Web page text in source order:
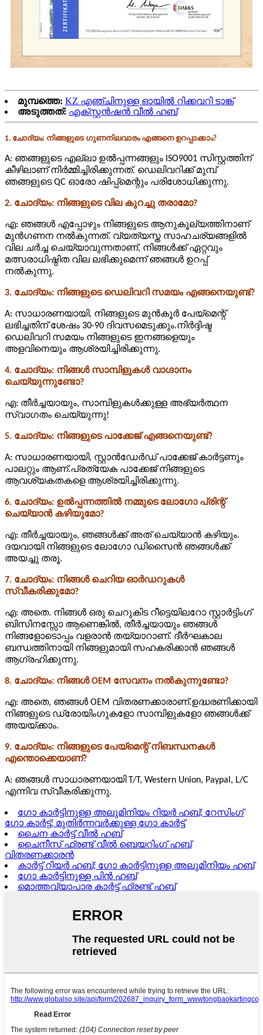
മുമ്പത്തെ: KZ എഞ്ചിനുള്ള ഓയിൽ റിക്കവറി ടാങ്ക്
അടുത്തത്: എക്സ്റ്റൻഷൻ വീൽ ഹബ്
1. ചോദ്യം: നിങ്ങളുടെ ഗുണനിലവാരം എങ്ങനെ ഉറപ്പാക്കാം?
A: ഞങ്ങളുടെ എല്ലാ ഉൽപ്പന്നങ്ങളും ISO9001 സിസ്റ്റത്തിന്
കീഴിലാണ് നിർമ്മിച്ചിരിക്കുന്നത്. ഡെലിവറിക്ക് മുമ്പ്
ഞങ്ങളുടെ QC ഓരോ ഷിപ്പ്‌മെന്റും പരിശോധിക്കുന്നു.
2. ചോദ്യം: നിങ്ങളുടെ വില കുറച്ചു തരാമോ?
എ: ഞങ്ങൾ എപ്പോഴും നിങ്ങളുടെ ആനുകൂല്യത്തിനാണ്
മുൻ‌ഗണന നൽകുന്നത്. വ്യത്യസ്ത സാഹചര്യങ്ങളിൽ
വില ചർച്ച ചെയ്യാവുന്നതാണ്, നിങ്ങൾക്ക് ഏറ്റവും
മത്സരാധിഷ്ഠിത വില ലഭിക്കുമെന്ന് ഞങ്ങൾ ഉറപ്പ്
നൽകുന്നു.
3. ചോദ്യം: നിങ്ങളുടെ ഡെലിവറി സമയം എങ്ങനെയുണ്ട്?
A: സാധാരണയായി, നിങ്ങളുടെ മുൻകൂർ പേയ്‌മെന്റ്
ലഭിച്ചതിന് ശേഷം 30-90 ദിവസമെടുക്കും.നിർദ്ദിഷ്ട
ഡെലിവറി സമയം നിങ്ങളുടെ ഇനങ്ങളെയും
അളവിനെയും ആശ്രയിച്ചിരിക്കുന്നു.
4. ചോദ്യം: നിങ്ങൾ സാമ്പിളുകൾ വാഗ്ദാനം
ചെയ്യുന്നുണ്ടോ?
എ: തീർച്ചയായും, സാമ്പിളുകൾക്കുള്ള അഭ്യർത്ഥന
സ്വാഗതം ചെയ്യുന്നു!
5. ചോദ്യം: നിങ്ങളുടെ പാക്കേജ് എങ്ങനെയുണ്ട്?
A: സാധാരണയായി, സ്റ്റാൻഡേർഡ് പാക്കേജ് കാർട്ടണും
പാലറ്റും ആണ്.പ്രത്യേക പാക്കേജ് നിങ്ങളുടെ
ആവശ്യകതകളെ ആശ്രയിച്ചിരിക്കുന്നു.
6. ചോദ്യം: ഉൽപ്പന്നത്തിൽ നമ്മുടെ ലോഗോ പ്രിന്റ്
ചെയ്യാൻ കഴിയുമോ?
എ: തീർച്ചയായും, ഞങ്ങൾക്ക് അത് ചെയ്യാൻ കഴിയും.
ദയവായി നിങ്ങളുടെ ലോഗോ ഡിസൈൻ ഞങ്ങൾക്ക്
അയച്ചു തരൂ.
7. ചോദ്യം: നിങ്ങൾ ചെറിയ ഓർഡറുകൾ
സ്വീകരിക്കുമോ?
എ: അതെ. നിങ്ങൾ ഒരു ചെറുകിട റീട്ടെയിലറോ സ്റ്റാർട്ടിംഗ്
ബിസിനസ്സോ ആണെങ്കിൽ, തീർച്ചയായും ഞങ്ങൾ
നിങ്ങളോടൊപ്പം വളരാൻ തയ്യാറാണ്. ദീർഘകാല
ബന്ധത്തിനായി നിങ്ങളുമായി സഹകരിക്കാൻ ഞങ്ങൾ
ആഗ്രഹിക്കുന്നു.
8. ചോദ്യം: നിങ്ങൾ OEM സേവനം നൽകുന്നുണ്ടോ?
എ: അതെ, ഞങ്ങൾ OEM വിതരണക്കാരാണ്.ഉദ്ധരണിക്കായി
നിങ്ങളുടെ ഡ്രോയിംഗുകളോ സാമ്പിളുകളോ ഞങ്ങൾക്ക്
അയയ്ക്കാം.
9. ചോദ്യം: നിങ്ങളുടെ പേയ്‌മെന്റ് നിബന്ധനകൾ
എന്തൊക്കെയാണ്?
A: ഞങ്ങൾ സാധാരണയായി T/T, Western Union, Paypal, L/C
എന്നിവ സ്വീകരിക്കുന്നു.
ഗോ കാർട്ടിനുള്ള അലുമിനിയം റിയർ ഹബ്; റേസിംഗ്
ഗോ കാർട്ട്; മുതിർന്നവർക്കുള്ള ഗോ കാർട്ട്
ചൈന കാർട്ട് വീൽ ഹബ്
ചൈനീസ് ഫ്രണ്ട് വീൽ ബെയറിംഗ് ഹബ്
വിതരണക്കാരൻ
കാർട്ട് റിയർ ഹബ്; ഗോ കാർട്ടിനുള്ള അലുമിനിയം ഹബ്
ഗോ കാർട്ടിനുള്ള പിൻ ഹബ്
മൊത്തവ്യാപാര കാർട്ട് ഫ്രണ്ട് ഹബ്